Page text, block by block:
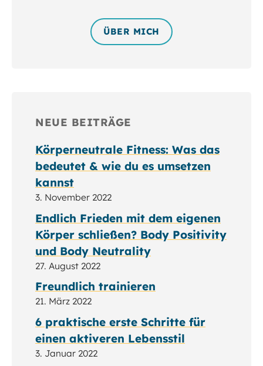
ÜBER MICH
NEUE BEITRÄGE
Körperneutrale Fitness: Was das
bedeutet & wie du es umsetzen
kannst
3. November 2022
Endlich Frieden mit dem eigenen
Körper schließen? Body Positivity
und Body Neutrality
27. August 2022
Freundlich trainieren
21. März 2022
6 praktische erste Schritte für
einen aktiveren Lebensstil
3. Januar 2022